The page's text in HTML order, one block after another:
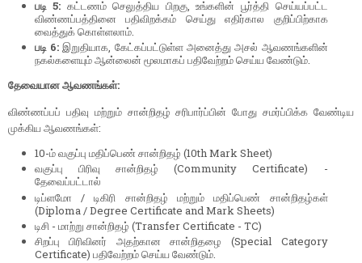
படி 5: கட்டணம் செலுத்திய பிறகு, உங்களின் பூர்த்தி செய்யப்பட்ட
விண்ணப்பத்தினை பதிவிறக்கம் செய்து எதிர்கால குறிப்பிற்காக
வைத்துக் கொள்ளலாம்.
படி 6:இறுதியாக, கேட்கப்பட்டுள்ள அனைத்து அசல் ஆவணங்களின்
நகல்களையும் ஆன்லைன் மூலமாகப் பதிவேற்றம் செய்ய வேண்டும்.
தேவையான ஆவணங்கள்:
விண்ணப்பப் பதிவு மற்றும் சான்றிதழ் சரிபார்ப்பின் போது சமர்ப்பிக்க வேண்டிய
முக்கிய ஆவணங்கள்:
10-ம் வகுப்பு மதிப்பெண் சான்றிதழ் (10th Mark Sheet)
வகுப்பு பிரிவு சான்றிதழ் (Community Certificate) -
தேவைப்பட்டால்
டிப்ளமோ / டிகிரி சான்றிதழ் மற்றும் மதிப்பெண் சான்றிதழ்கள்
(Diploma / Degree Certificate and Mark Sheets)
டிசி - மாற்று சான்றிதழ் (Transfer Certificate - TC)
சிறப்பு பிரிவினர் அதற்கான சான்றிதழை (Special Category
Certificate) பதிவேற்றம் செய்ய வேண்டும்.